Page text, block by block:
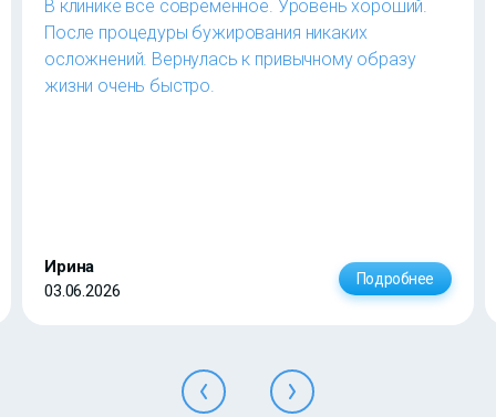
В клинике все современное. Уровень хороший.
После процедуры бужирования никаких
осложнений. Вернулась к привычному образу
жизни очень быстро.
Ирина
03.06.2026
Подробнее